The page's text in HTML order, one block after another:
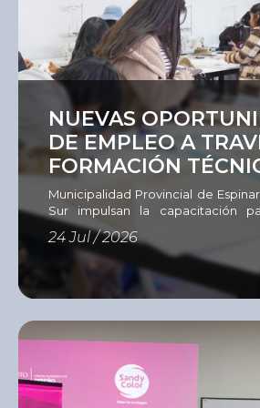
NUEVAS
DE EMPLEO A
FORMACIÓN
Municipalidad Provincial de
Sur impulsan la capacitación
empleabilidad La
Espinar, en coordinación con el
(ISUR), desarrollan un
dirigido a 60 personas en
vulnerabilidad, entre
competencias, actualizar sus
aprender un […]
24 Jul / 2026